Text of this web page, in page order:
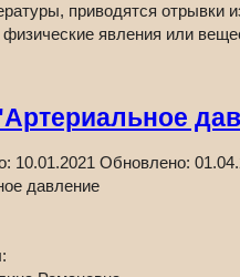
приводятся отрывки
явления или
10.01.2021 Обновлено: